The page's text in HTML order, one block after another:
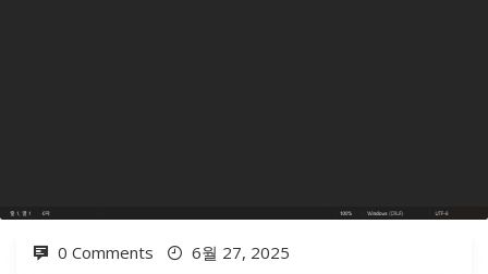
0 Comments 6월 27, 2025